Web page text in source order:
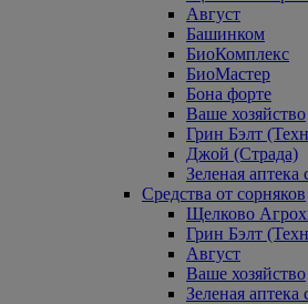
Август
Башинком
БиоКомплекс
БиоМастер
Бона форте
Ваше хозяйство
Грин Бэлт
Джой (Страда)
Зеленая аптека
Средства от сорняков
Щелково
Грин Бэлт
Август
Ваше хозяйство
Зеленая аптека